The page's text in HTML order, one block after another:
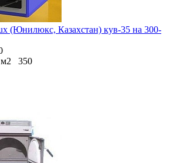
(Юнилюкс, Казахстан) кув-35 на 300-
350